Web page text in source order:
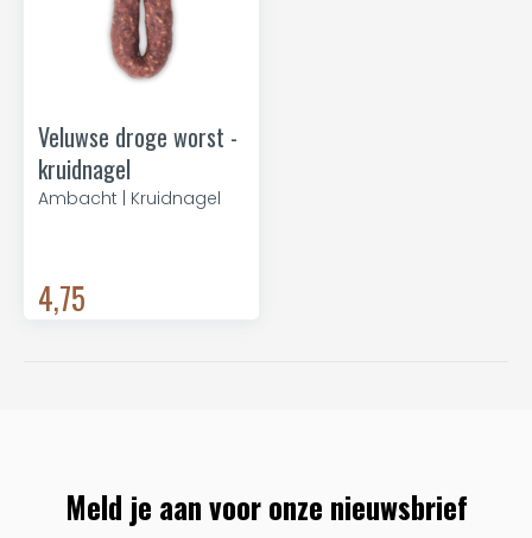
Veluwse droge worst -
kruidnagel
Ambacht | Kruidnagel
4,75
Meld je aan voor onze nieuwsbrief